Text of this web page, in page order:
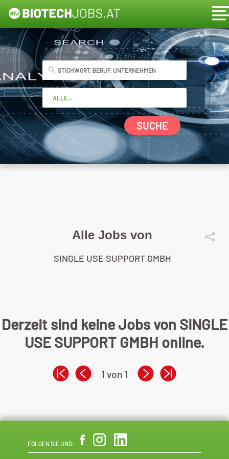
SUCHE
Alle Jobs von
SINGLE USE SUPPORT GMBH
Derzeit sind keine Jobs von SINGLE
USE SUPPORT GMBH online.
1 von 1
FOLGEN SIE UNS: